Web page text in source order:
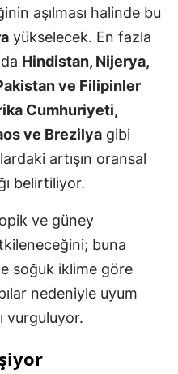
aşılması halinde bu
yükselecek. En fazla
Hindistan, Nijerya,
ve Filipinler
Cumhuriyeti,
ve Brezilya gibi
artışın oransal
belirtiliyor.
ve güney
buna
soğuk iklime göre
nedeniyle uyum
vurguluyor.